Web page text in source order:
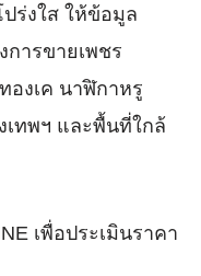
ร่งใส ให้ข้อมูล
ารขายเพชร
องเค นาฬิกาหรู
เทพฯ และพื้นที่ใกล้
เพื่อประเมินราคา